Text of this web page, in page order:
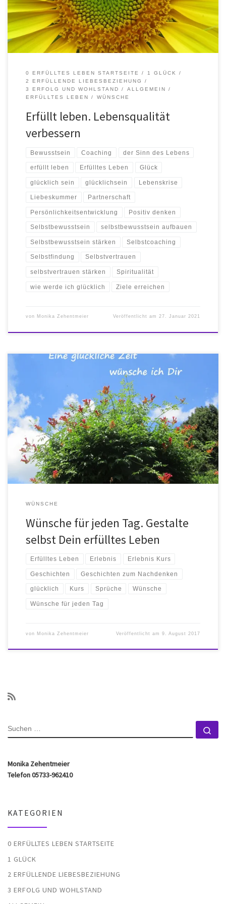
erfolgreicher sein, wünschen sich eine Tätigkeit auszuführen, die
Sie erfüllt und für Sie so […]
0 ERFÜLLTES LEBEN STARTSEITE
1 GLÜCK
2 ERFÜLLENDE LIEBESBEZIEHUNG
3 ERFOLG UND WOHLSTAND
ALLGEMEIN
ERFÜLLTES LEBEN
WÜNSCHE
Erfüllt leben. Lebensqualität
verbessern
Bewusstsein Coaching der Sinn des Lebens
erfüllt leben Erfülltes Leben Glück
glücklich sein glücklichsein Lebenskrise
Liebeskummer Partnerschaft
Persönlichkeitsentwicklung Positiv denken
Selbstbewusstsein selbstbewusstsein aufbauen
Selbstbewusstsein stärken Selbstcoaching
Selbstfindung Selbstvertrauen
selbstvertrauen stärken Spiritualität
wie werde ich glücklich Ziele erreichen
von Monika Zehentmeier Veröffentlicht am27. Januar 2021
Wünsche für jeden Tag Es ist sehr entspannend und erholsam die
kleinen Atempausen am Tag zu nützen, um wahrzunehmen, dass
gerade in diesem Augenblick, alles gut ist, * dass ich soweit
gesund bin, * alles habe was ich gerade brauche, * mich in mir
selbst geliebt fühle * und […]
WÜNSCHE
Wünsche für jeden Tag. Gestalte
selbst Dein erfülltes Leben
Erfülltes Leben Erlebnis Erlebnis Kurs
Geschichten Geschichten zum Nachdenken
glücklich Kurs Sprüche Wünsche
Wünsche für jeden Tag
von Monika Zehentmeier Veröffentlicht am9. August 2017
SUCHE
Monika Zehentmeier
Telefon 05733-962410
KATEGORIEN
0 ERFÜLLTES LEBEN STARTSEITE
1 GLÜCK
2 ERFÜLLENDE LIEBESBEZIEHUNG
3 ERFOLG UND WOHLSTAND